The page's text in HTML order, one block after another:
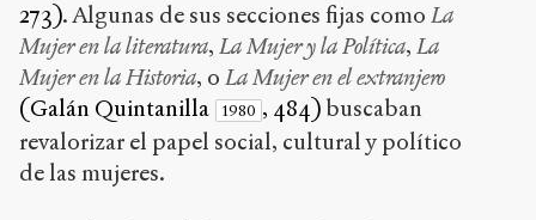
273). Algunas de sus secciones fijas como La
Mujer en la literatura, La Mujer y la Política, La
Mujer en la Historia, o La Mujer en el extranjero
(Galán Quintanilla 1980 , 484) buscaban
revalorizar el papel social, cultural y político
de las mujeres.